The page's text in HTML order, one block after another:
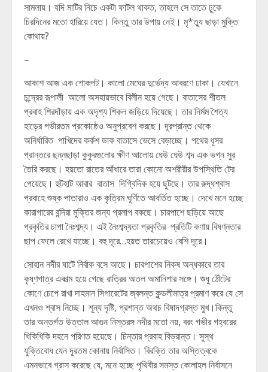
সামলায়। যদি মাটির নিচে একটা ফাটল থাকত, তাহলে সে তাতে ঢুকে
চিরদিনের মতো হারিয়ে যেত। কিন্তু তার উপায় নেই। মৃ*ত্যু ছাড়া মুক্তি
কোথায়?
–
আকাশ আজ এক শোকপট। কালো মেঘের দুর্ভেদ্য আবরণে ঢাকা। যেখানে
চন্দ্রের রূপালী আলো অসহায়ভাবে বিলীন হয়ে গেছে। বাতাসের শীতল
প্রবাহ শিরদাঁড়ায় এক অদৃশ্য শিকল জড়িয়ে দিয়েছে। তার নির্মম শৈত্য
হাড়ের গভীরতম প্রকোষ্ঠেও অনুপ্রবেশ করছে। দূরপ্রান্ত থেকে
অনির্ধারিত পাখিদের কর্কশ ডাক বাতাসে ভেসে বেড়াচ্ছে। পথের ধূসর
প্রান্তরে ছন্নছাড়া কুকুরগুলোর ক্ষীণ আলোয় ঘেউ ঘেউ শব্দ এক ভগ্ন সুর
তৈরি করছে। হয়তো রাতের আঁধারে তারা কোনো অশরীরীর উপস্থিতি টের
পেয়েছে। হুটহাট আবার বাতাস দিগ্বিদিক হয়ে ছুটছে। তার রুদ্ধশ্বাস
প্রবাহে শুষ্ক পাতারাও এক কৃত্রিম ঘূর্ণিতে আবর্তিত হচ্ছে। দেখে মনে হচ্ছে
কারাগারের বন্দিরা মুক্তির জন্য প্রলাপ বকছে। চারপাশে ছড়িয়ে আছে
প্রকৃতির চাপা নৈঃশব্দ্য। এই নৈঃশব্দ্যতা প্রকৃতির প্রতিটি কণায় বিষণ্নতার
ছাপ ফেলে রেখে যাচ্ছে। বহু দূরে…হয়ত তারচেয়েও বেশি দূরে।
সোহান নদীর ঘাটে নির্বাক বসে আছে। চারপাশের নিকষ অন্ধকারে তার
কৃষ্ণগাত্র একাত্ম হয়ে গেছে রাত্রির অতল অমানিশার সঙ্গে। শুধু ঠোঁটের
কোণে চেপে রাখা দাহমান সিগারেটের জ্বলন্ত কুন্ডলীমাত্র প্রমাণ করে যে সে
এখনও শ্বাস নিচ্ছে। শূন্য দৃষ্টি, প্রশান্ত অথচ বিষাদগ্রস্ত মুখ।কিন্তু
তার অন্তর্গত উত্তাল আগুন নিস্তরঙ্গ নদীর মতো নয়, বরং গভীর গহ্বরের
ধিকিধিকি দহনে পরিণত হয়েছে। চিন্তার প্রবাহ বিভ্রান্ত। সুস্থ
যুক্তিবোধ যেন দূরতম কোনায় নির্বাসিত। বিরক্তি তার অস্তিত্বকে
এমনভাবে গ্রাস করেছে যে, মনে হচ্ছে পৃথিবীর সমস্ত কোলাহল নির্বাসনে